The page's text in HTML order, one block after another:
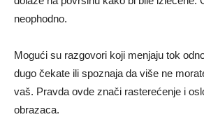
neophodno.
Mogući su razgovori koji menjaju tok
dugo čekate ili spoznaja da više ne
vaš. Pravda ovde znači rasterećenje i
obrazaca.